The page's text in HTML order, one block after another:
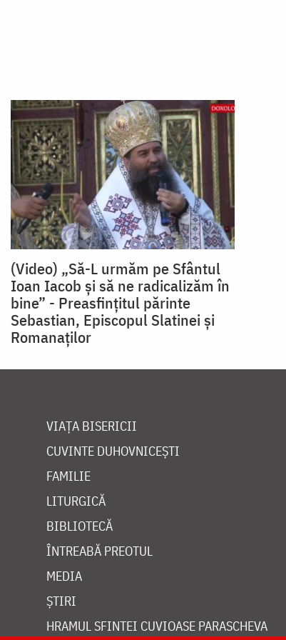
(Video) „Să-L urmăm pe Sfântul
Ioan Iacob și să ne radicalizăm în
bine” - Preasfințitul părinte
Sebastian, Episcopul Slatinei și
Romanaților
VIAȚA BISERICII
CUVINTE DUHOVNICEȘTI
FAMILIE
LITURGICĂ
BIBLIOTECĂ
ÎNTREABĂ PREOTUL
MEDIA
ȘTIRI
HRAMUL SFINTEI CUVIOASE PARASCHEVA